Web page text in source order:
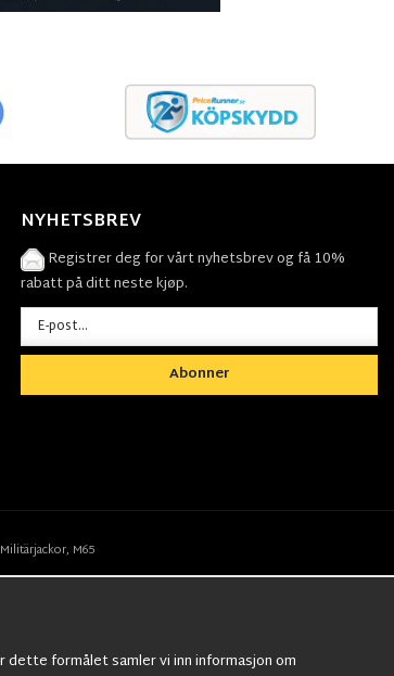
NYHETSBREV
Registrer deg for vårt nyhetsbrev og få 10%
rabatt på ditt neste kjøp.
Abonner
Militärjackor, M65
formålet samler vi inn informasjon om